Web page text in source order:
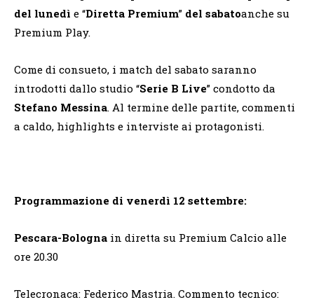
del lunedì e “Diretta Premium” del sabatoanche su
Premium Play.
Come di consueto, i match del sabato saranno
introdotti dallo studio “Serie B Live” condotto da
Stefano Messina. Al termine delle partite, commenti
a caldo, highlights e interviste ai protagonisti.
Programmazione di venerdì 12 settembre:
Pescara-Bologna in diretta su Premium Calcio alle
ore 20.30
Telecronaca: Federico Mastria. Commento tecnico: